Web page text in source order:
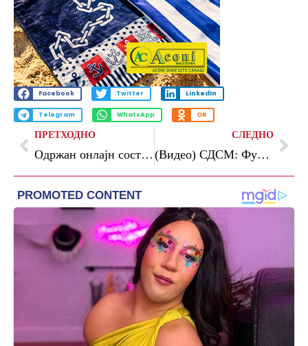
Facebook Twitter LinkedIn
Telegram WhatsApp OK
ПРЕТХОДНО
Oдржан онлајн состанок со претставници на Европската комисија за Реформската агенда и Планот за раст
СЛЕДНО
(Видео) СДСМ: Функционери на власта со бугарски пасоши глумат лажни патриоти